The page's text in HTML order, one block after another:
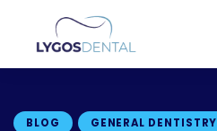
BLOG GENERAL DENTISTRY